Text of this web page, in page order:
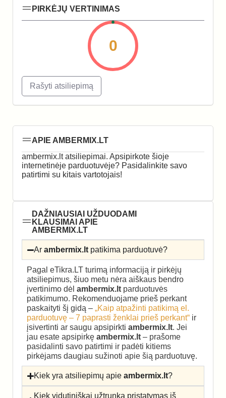
PIRKĖJŲ VERTINIMAS
0
Rašyti atsiliepimą
APIE AMBERMIX.LT
ambermix.lt atsiliepimai. Apsipirkote šioje
internetinėje parduotuvėje? Pasidalinkite savo
patirtimi su kitais vartotojais!
DAŽNIAUSIAI UŽDUODAMI
KLAUSIMAI APIE
AMBERMIX.LT
Arambermix.lt patikima parduotuvė?
Pagal eTikra.LT turimą informaciją ir pirkėjų
atsiliepimus, šiuo metu nėra aiškaus bendro
įvertinimo dėl ambermix.lt parduotuvės
patikimumo. Rekomenduojame prieš perkant
paskaityti šį gidą – „Kaip atpažinti patikimą el.
parduotuvę – 7 paprasti ženklai prieš perkant“ ir
įsivertinti ar saugu apsipirkti ambermix.lt. Jei
jau esate apsipirkę ambermix.lt – prašome
pasidalinti savo patirtimi ir padėti kitiems
pirkėjams daugiau sužinoti apie šią parduotuvę.
Kiek yra atsiliepimų apieambermix.lt?
Kiek vidutiniškai užtrunka pristatymas iš